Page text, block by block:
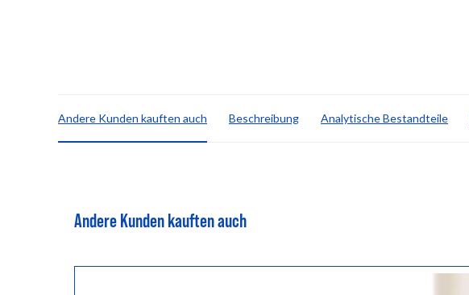
Andere Kunden kauften auch Beschreibung Analytische Bestandteile
Andere Kunden kauften auch